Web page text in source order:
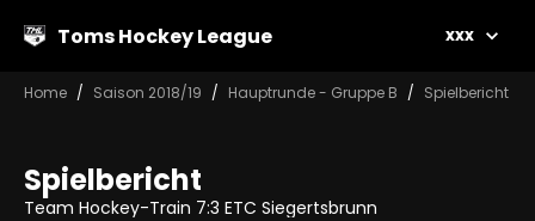
Toms Hockey League xxx
Home Saison 2018/19 Hauptrunde - Gruppe B Spielbericht
Spielbericht
Team Hockey-Train 7:3 ETC Siegertsbrunn